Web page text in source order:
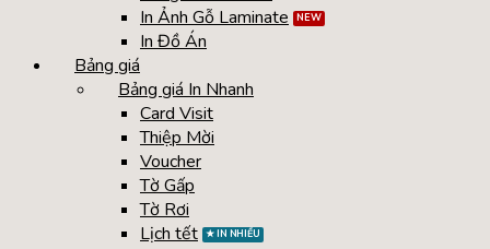
In Ảnh Gỗ Laminate
In Đồ Án
Bảng giá
Bảng giá In Nhanh
Card Visit
Thiệp Mời
Voucher
Tờ Gấp
Tờ Rơi
Lịch tết